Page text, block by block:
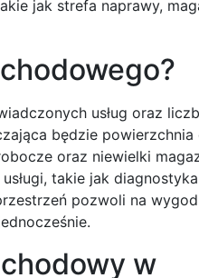
jak strefa naprawy,
usług oraz
będzie powierzchnia
oraz niewielki
takie jak diagnostyka
pozwoli na
w